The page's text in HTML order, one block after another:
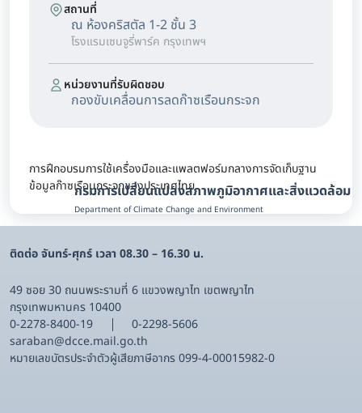
สถานที่
ณ ห้องคริสตัล 1-2 ชั้น 3
โรงแรมเซนจูรี่พาร์ค กรุงเทพฯ
หน่วยงานที่รับผิดชอบ
กองขับเคลื่อนการลดก๊าซเรือนกระจก
การฝึกอบรมการใช้เครื่องมือและแพลตฟอร์มกลางการจัดเก็บฐาน
ข้อมูลก๊าซเรือนกระจกของประเทศไทย
กรมการเปลี่ยนแปลงสภาพภูมิอากาศและสิ่งแวดล้อม
Department of Climate Change and Environment
ติดต่อ จันทร์-ศุกร์ เวลา 08.30 – 16.30 น.
49 ซอย 30 ถนนพระรามที่ 6 แขวงพญาไท เขตพญาไท
กรุงเทพมหานคร 10400
0-2278-8400-19
0-2298-5606
saraban@dcce.mail.go.th
หมายเลขบัตรประจําตัวผู้เสียภาษีอากร 099-4-00015982-0